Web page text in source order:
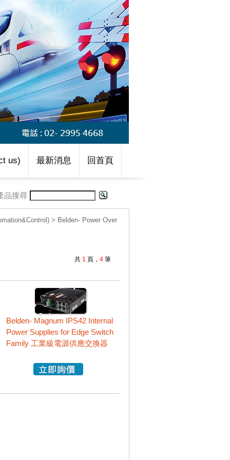
us) 最新消息 回首頁
品搜尋
> Belden- Power Over
共 1 頁， 4 筆
Belden- Magnum IPS42 Internal
Power Supplies for Edge Switch
Family 工業級電源供應交換器